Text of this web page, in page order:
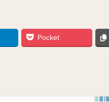
Pocket